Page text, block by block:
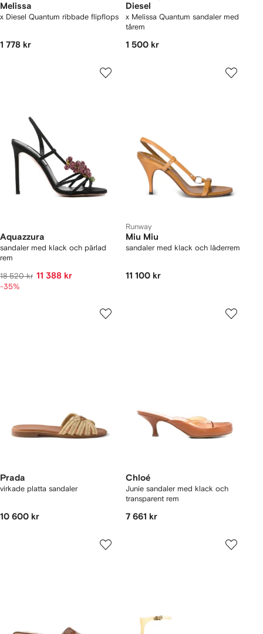
Melissa
x Diesel Quantum ribbade flipflops
1 778 kr
Diesel
x Melissa Quantum sandaler med
tårem
1 500 kr
Aquazzura
sandaler med klack och pärlad
rem
18 520 kr 11 388 kr
-35%
Runway
Miu Miu
sandaler med klack och läderrem
11 100 kr
Prada
virkade platta sandaler
10 600 kr
Chloé
Junie sandaler med klack och
transparent rem
7 661 kr